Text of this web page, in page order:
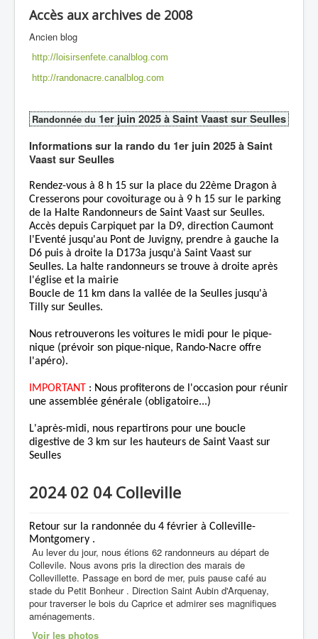
Accès aux archives de 2008
Ancien blog
http://loisirsenfete.canalblog.com
http://randonacre.canalblog.com
Randonnée du 1er juin 2025 à Saint Vaast sur Seulles
Informations sur la rando du 1er juin 2025 à Saint
Vaast sur Seulles
Rendez-vous à 8 h 15 sur la place du 22ème Dragon à
Cresserons pour covoiturage ou à 9 h 15 sur le parking
de la Halte Randonneurs de Saint Vaast sur Seulles.
Accès depuis Carpiquet par la D9, direction Caumont
l'Eventé jusqu'au Pont de Juvigny, prendre à gauche la
D6 puis à droite la D173a jusqu'à Saint Vaast sur
Seulles. La halte randonneurs se trouve à droite après
l'église et la mairie
Boucle de 11 km dans la vallée de la Seulles jusqu'à
Tilly sur Seulles.
Nous retrouverons les voitures le midi pour le pique-
nique (prévoir son pique-nique, Rando-Nacre offre
l'apéro).
IMPORTANT : Nous profiterons de l'occasion pour réunir
une assemblée générale (obligatoire...)
L'après-midi, nous repartirons pour une boucle
digestive de 3 km sur les hauteurs de Saint Vaast sur
Seulles
2024 02 04 Colleville
Retour sur la randonnée du 4 février à Colleville-
Montgomery .
Au lever du jour, nous étions 62 randonneurs au départ de
Collevile. Nous avons pris la direction des marais de
Collevillette. Passage en bord de mer, puis pause café au
stade du Petit Bonheur . Direction Saint Aubin d'Arquenay,
pour traverser le bois du Caprice et admirer ses magnifiques
aménagements.
Voir les photos